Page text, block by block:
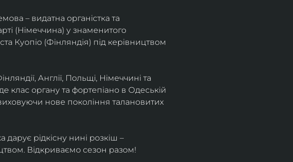
– видатна органістка та
(Німеччина) у знаменитого
Куопіо (Фінляндія) під керівництвом
Англії, Польщі, Німеччині та
клас органу та фортепіано в Одеській
нове покоління талановитих
рідкісну нині розкіш –
Відкриваємо сезон разом!